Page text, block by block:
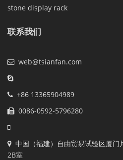
stone display rack
联系我们
web@tsianfan.com
+86 13365904989
0086-0592-5796280
中国（福建）自由贸易试验区厦
2B室